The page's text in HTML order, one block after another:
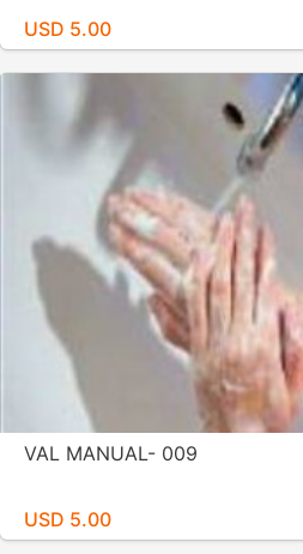
USD 5.00
VAL MANUAL- 009
USD 5.00